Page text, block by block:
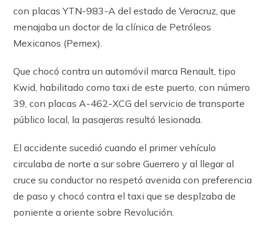
con placas YTN-983-A del estado de Veracruz, que
menajaba un doctor de la clínica de Petróleos
Mexicanos (Pemex).
Que chocó contra un automóvil marca Renault, tipo
Kwid, habilitado como taxi de este puerto, con número
39, con placas A-462-XCG del servicio de transporte
público local, la pasajeras resultó lesionada.
El accidente sucedió cuando el primer vehículo
circulaba de norte a sur sobre Guerrero y al llegar al
cruce su conductor no respetó avenida con preferencia
de paso y chocó contra el taxi que se desplzaba de
poniente a oriente sobre Revolución.